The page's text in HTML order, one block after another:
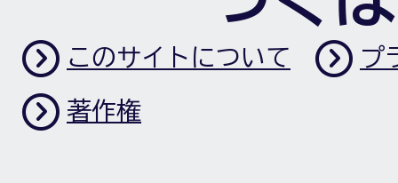
このサイトについて プ
著作権